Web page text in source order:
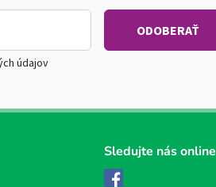
údajov
Sledujte nás online